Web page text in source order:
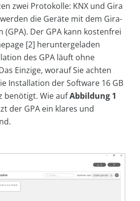
zwei Protokolle: KNX und Gira
die Geräte mit dem Gira-
Der GPA kann kostenfrei
[2] heruntergeladen
des GPA läuft ohne
Einzige, worauf Sie achten
Installation der Software 16 GB
benötigt. Wie aufAbbildung 1
der GPA ein klares und